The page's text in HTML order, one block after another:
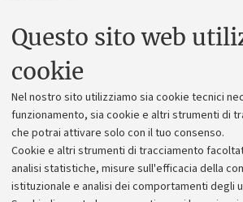
Questo sito web
cookie
Nel nostro sito utilizziamo sia cookie tecnici
funzionamento, sia cookie e altri strumenti di
che potrai attivare solo con il tuo consenso.
Cookie e altri strumenti di tracciamento
analisi statistiche, misure sull'efficacia della
istituzionale e analisi dei comportamenti degli
Contatti
Museo di Palazzo Poggi
Via Zamboni, 33, Bologna
E-mail
sma.museizamboni33@unibo.it
+39 051 2099610